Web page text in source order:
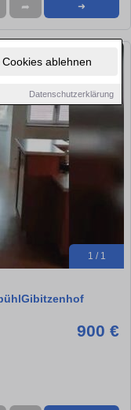
Cookies ablehnen
Datenschutzerklärung
➦ ➜
1 / 1
900 €